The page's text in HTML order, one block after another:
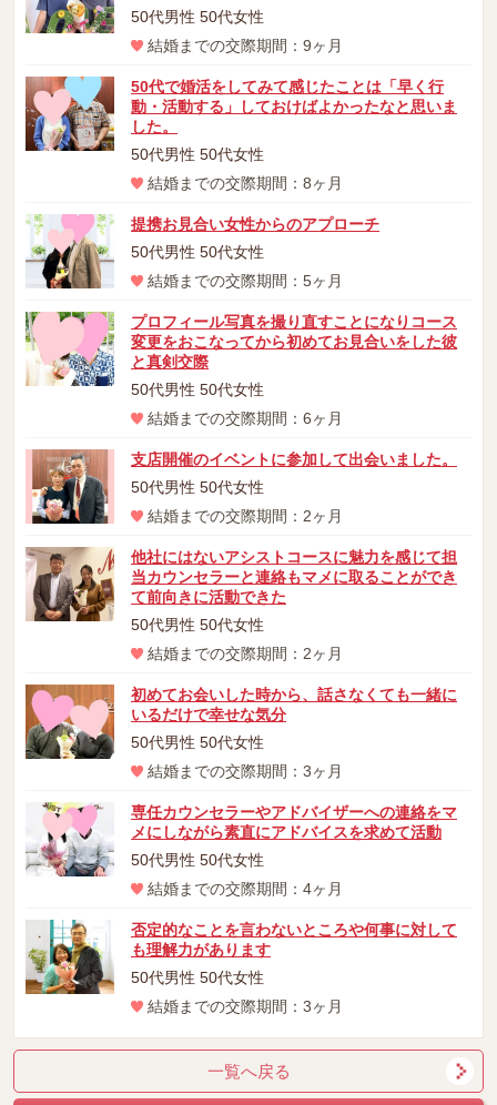
50代男性 50代女性
結婚までの交際期間：9ヶ月
50代で婚活をしてみて感じたことは「早く行
動・活動する」しておけばよかったなと思いま
した。
50代男性 50代女性
結婚までの交際期間：8ヶ月
提携お見合い女性からのアプローチ
50代男性 50代女性
結婚までの交際期間：5ヶ月
プロフィール写真を撮り直すことになりコース
変更をおこなってから初めてお見合いをした彼
と真剣交際
50代男性 50代女性
結婚までの交際期間：6ヶ月
支店開催のイベントに参加して出会いました。
50代男性 50代女性
結婚までの交際期間：2ヶ月
他社にはないアシストコースに魅力を感じて担
当カウンセラーと連絡もマメに取ることができ
て前向きに活動できた
50代男性 50代女性
結婚までの交際期間：2ヶ月
初めてお会いした時から、話さなくても一緒に
いるだけで幸せな気分
50代男性 50代女性
結婚までの交際期間：3ヶ月
専任カウンセラーやアドバイザーへの連絡をマ
メにしながら素直にアドバイスを求めて活動
50代男性 50代女性
結婚までの交際期間：4ヶ月
否定的なことを言わないところや何事に対して
も理解力があります
50代男性 50代女性
結婚までの交際期間：3ヶ月
一覧へ戻る